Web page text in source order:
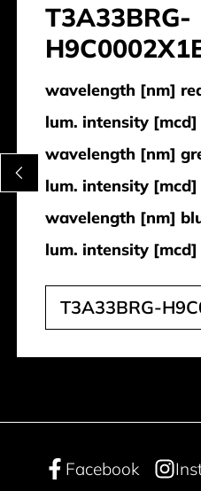
T3A33BRG-
wavelength [nm]
lum. intensity [mcd]
wavelength [nm]
lum. intensity [mcd]
wavelength [nm]
lum. intensity [mcd]
T3A33BRG-
Facebook